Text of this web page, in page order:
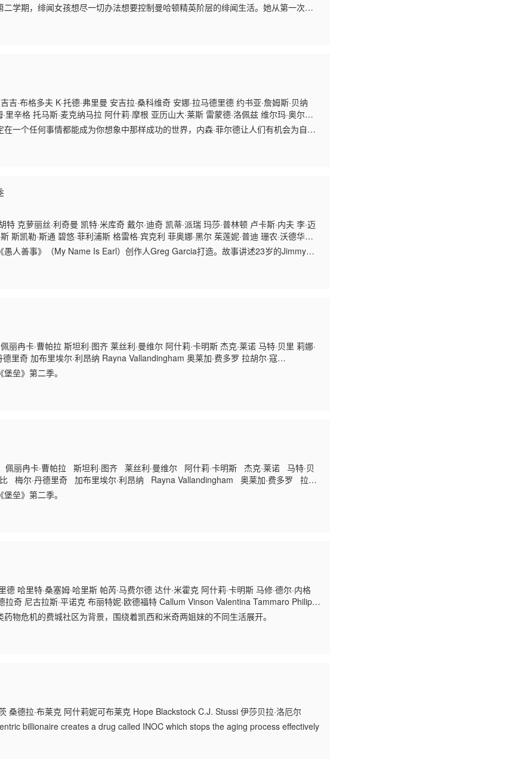
Cipriani Victorya Danylko-Petrovskaya Dominique Gatlin Anthony Gullotta David
二学期，绯闻女孩想尽一切办法想要控制曼哈顿精英阶层的绯闻生活。她从第一次面
——即观众想要什么，他们就会得到什么。是时候让她给已经沸腾的事情加把劲了。
变
吉·布格多夫 K·托德·弗里曼 安吉拉·桑科维奇 安娜·拉马德里德 约书亚·詹姆斯·贝纳
里辛格 托马斯·麦克纳马拉 阿什莉·摩根 亚历山大·莱斯 雷蒙德·洛佩兹 维尔玛·奥尔蒂
查理·切尔曼 乌拉·费尔德曼 奥黛丽·加尔文 罗根·桑切斯 派瑞·诺兰·伍德 艾萨克·兰博 文
尔 卢克·曼宁·盖尔 尼科·克里姆特 詹姆斯·奥尼尔 杰尼·贝克 列侬·奥弗林 基顿·菲尔
埃·安德森 里夫·霍顿 大卫·S·郑
在一个任何事情都能成为你想象中那样成功的世界，内森·菲尔德让人们有机会为自己
人如何竭尽全力减少日常生活中的不确定性。菲尔德拥有一支建筑团队、一大批演
特 克萝丽丝·利奇曼 凯特·米库奇 戴尔·迪奇 凯蒂·派瑞 玛莎·普林顿 卢卡斯·内夫 李·迈
斯凯勒·斯通 碧悠·菲利浦斯 格雷格·宾克利 菲奥娜·黑尔 茱莲妮·普迪 珊农·沃德华
蔡斯 阿什莉·丽绮 Trace·Garcia·
愚人善事》（My Name Is Earl）创作人Greg Garcia打造。故事讲述23岁的Jimmy
夜风流之后，对方竟生下了他的女儿。更糟的是，这个女人随后被判处死刑，Jimmy
子。对已经问题重重的Chance一家来说，一个新家庭成员的意外出现让他们更加头
是个生活没有着落的年轻人，白天跟父亲一起替人洗游泳池挣生活费，晚上和一
丽冉卡·曹帕拉 斯坦利·图齐 莱丝利·曼维尔 阿什莉·卡明斯 杰克·莱诺 马特·贝里 莉娜·
德里奇 加布里埃尔·利昂纳 Rayna Vallandingham 奥莱加·费多罗 拉胡尔·寇
Jolan Parpillat 迈克尔·特鲁科
垒》第二季。
佩丽冉卡·曹帕拉 斯坦利·图齐 莱丝利·曼维尔 阿什莉·卡明斯 杰克·莱诺 马特·贝
梅尔·丹德里奇 加布里埃尔·利昂纳 Rayna Vallandingham 奥莱加·费多罗 拉胡
Jolan Parpillat 迈克尔·特鲁科
垒》第二季。
德 哈里特·桑塞姆·哈里斯 帕芮·马费尔德 达什·米霍克 阿什莉·卡明斯 马修·德尔·内格
拉奇 尼古拉斯·平诺克 布丽特妮·欧德福特 Callum Vinson Valentina Tammaro Philipe
Anthony
药物危机的费城社区为背景，围绕着凯西和米奇两姐妹的不同生活展开。
桑德拉·布莱克 阿什莉妮可布莱克 Hope Blackstock C.J. Stussi 伊莎贝拉·洛厄尔
billionaire creates a drug called INOC which stops the aging process effectively